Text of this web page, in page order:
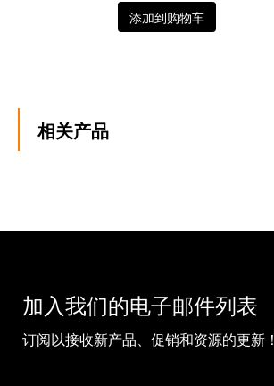
添加到购物车
相关产品
加入我们的电子邮件列表
订阅以接收新产品、促销和资源的更新！